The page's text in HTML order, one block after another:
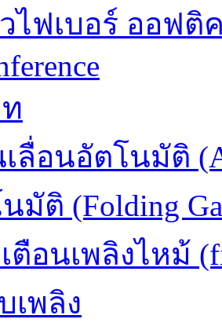
ไฟเบอร์ ออฟติ
ลื่อนอัตโนมัติ
มัติ (Folding
ตือนเพลิงไหม้
พลิง